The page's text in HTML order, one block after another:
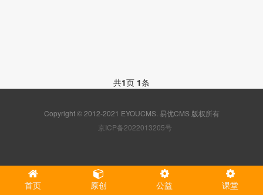
共1页 1条
Copyright © 2012-2021 EYOUCMS. 易优CMS 版权所有
京ICP备2022013205号
首页 原创 公益 课堂